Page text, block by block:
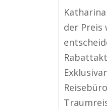
der Preis